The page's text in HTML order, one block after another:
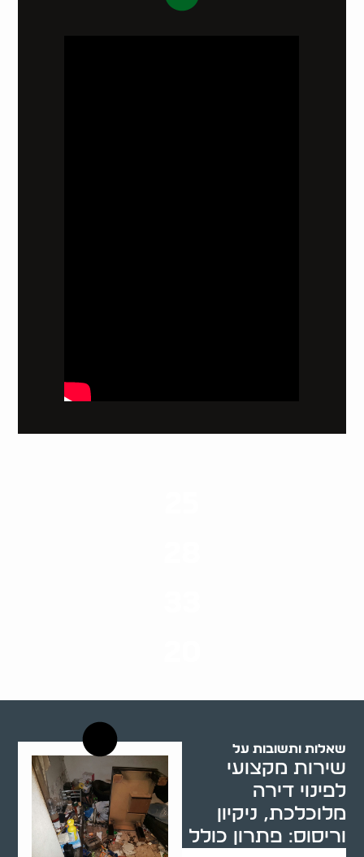
שאלות ותשובות על
שירות מקצועי
לפינוי דירה
מלוכלכת, ניקיון
וריסוס: פתרון כולל